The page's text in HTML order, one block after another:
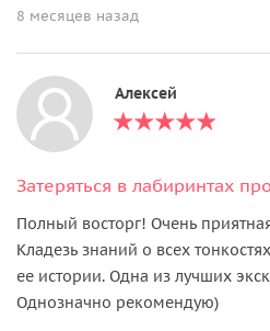
8 месяцев назад
Алексей
Полный восторг! Очень
Кладезь знаний о всех
ее истории. Одна из лучших
Однозначно рекомендую)